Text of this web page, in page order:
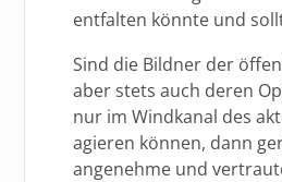
entfalten könnte und
Sind die Bildner der
aber stets auch deren
nur im Windkanal des
agieren können, dann
angenehme und